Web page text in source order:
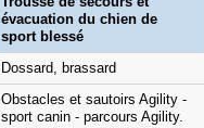
évacuation du chien de
sport blessé
Dossard, brassard
Obstacles et sautoirs Agility -
sport canin - parcours Agility.